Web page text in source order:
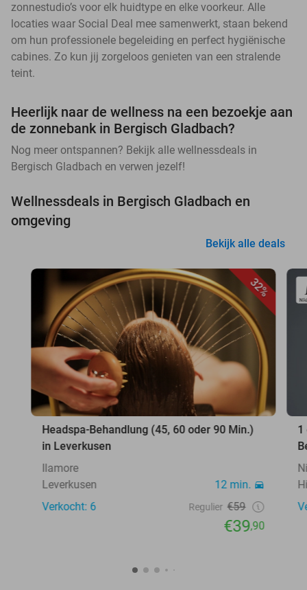
zonnestudio’s voor elk huidtype en elke voorkeur. Alle
locaties waar Social Deal mee samenwerkt, staan bekend
om hun professionele begeleiding en perfect hygiënische
cabines. Zo kun jij zorgeloos genieten van een stralende
teint.
Heerlijk naar de wellness na een bezoekje aan
de zonnebank in Bergisch Gladbach?
Nog meer ontspannen? Bekijk alle wellnessdeals in
Bergisch Gladbach en verwen jezelf!
Wellnessdeals in Bergisch Gladbach en
omgeving
Bekijk alle deals
32%
Headspa-Behandlung (45, 60 oder 90 Min.)
in Leverkusen
Ilamore
Leverkusen
12 min.
Verkocht: 6
Regulier €59
€39,90
1